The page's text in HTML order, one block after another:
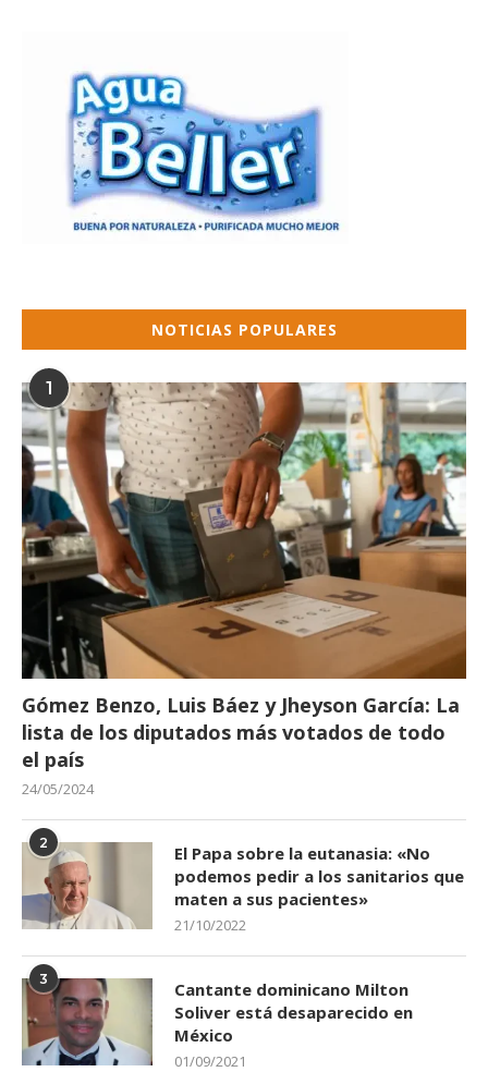
NOTICIAS POPULARES
1
Gómez Benzo, Luis Báez y Jheyson García: La
lista de los diputados más votados de todo
el país
24/05/2024
2
El Papa sobre la eutanasia: «No
podemos pedir a los sanitarios que
maten a sus pacientes»
21/10/2022
3
Cantante dominicano Milton
Soliver está desaparecido en
México
01/09/2021